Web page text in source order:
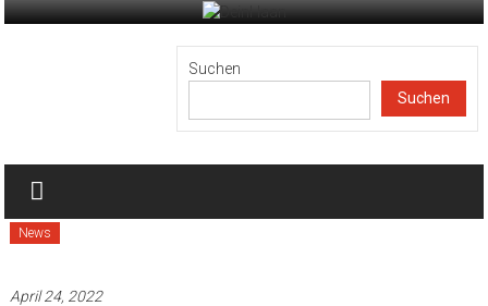
Zum
Suchen
Suchen
News
April 24, 2022